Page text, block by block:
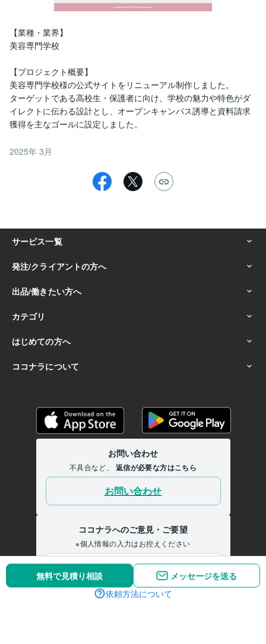
無料で見積り相談
メッセージを送る
依頼方法について
【業種・業界】
美容専門学校
【プロジェクト概要】
美容専門学校様の公式サイトをリニューアル制作しました。
ターゲットである高校生・保護者に向け、学校の魅力や特色がダ
イレクトに伝わる設計とし、オープンキャンパス誘導と資料請求
2025年 3月